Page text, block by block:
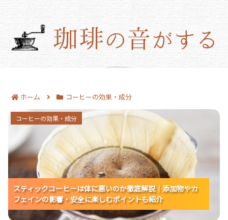
ホーム コーヒーの効果・成分
スティックコーヒーは体に悪いのか徹底解説｜添加
物やカフェインの影響・安全に楽しむポイントも紹
スティックコーヒーは体に悪いのか徹底解説｜添加物やカ
フェインの影響・安全に楽しむポイントも紹介
スティックコーヒーは体に悪いのか徹底解説｜添加物やカ
フェインの影響・安全に楽しむポイントも紹介
コーヒーの効果・成分